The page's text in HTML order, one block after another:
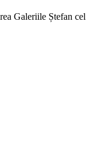
Galeriile Ștefan cel